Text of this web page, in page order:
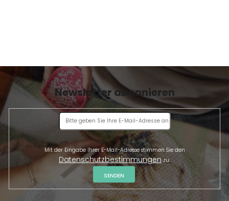
Newsletter abonnieren
Datenschutzbestimmungenzu.
SENDEN